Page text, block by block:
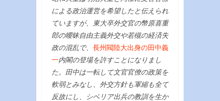
による政治運営を希望したと伝えられ
ていますが、東大卒外交官の幣原喜重
郎の曖昧自由主義外交や若槻の経済失
政の混乱で、 長州閥陸大出身の田中義
一内閣の登場を許すことになりまし
た。田中は一転して文官官僚の政策を
軟弱とみなし、外交方針も軍縮も全て
反故にし、シベリア出兵の教訓を生か